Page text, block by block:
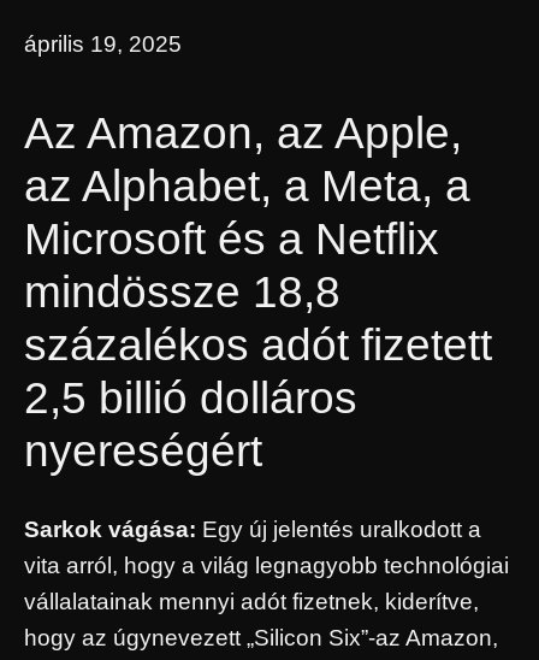
április 19, 2025
Az Amazon, az Apple,
az Alphabet, a Meta, a
Microsoft és a Netflix
mindössze 18,8
százalékos adót fizetett
2,5 billió dolláros
nyereségért
Sarkok vágása: Egy új jelentés uralkodott a
vita arról, hogy a világ legnagyobb technológiai
vállalatainak mennyi adót fizetnek, kiderítve,
hogy az úgynevezett „Silicon Six”-az Amazon,